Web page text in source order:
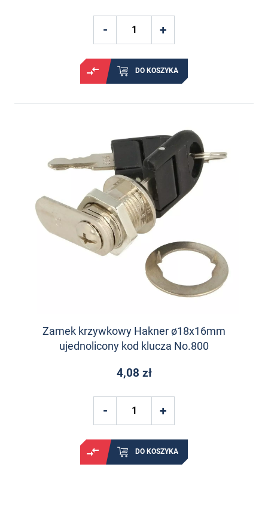
DO KOSZYKA
Zamek krzywkowy Hakner ø18x16mm
ujednolicony kod klucza No.800
4,08 zł
DO KOSZYKA